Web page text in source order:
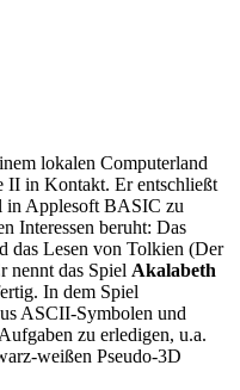
lokalen Computerland
II in Kontakt. Er entschließt
in Applesoft BASIC zu
Interessen beruht: Das
das Lesen von Tolkien (Der
nennt das Spiel Akalabeth
In dem Spiel
ASCII-Symbolen und
zu erledigen, u.a.
weißen Pseudo-3D